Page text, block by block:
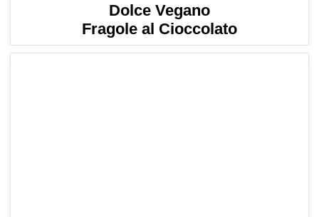
Dolce Vegano
Fragole al Cioccolato